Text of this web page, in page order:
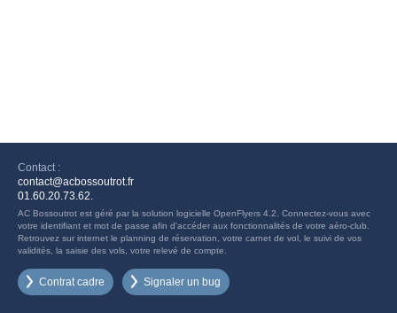
Contact :
contact@acbossoutrot.fr
01.60.20.73.62.
AC Bossoutrot est géré par la solution logicielle OpenFlyers 4.2. Connectez-vous avec
votre identifiant et mot de passe afin d'accéder aux fonctionnalités de votre aéro-club.
Retrouvez sur internet le planning de réservation, votre carnet de vol, le suivi de vos
validités, la saisie des vols, votre relevé de compte.
Contrat cadre Signaler un bug